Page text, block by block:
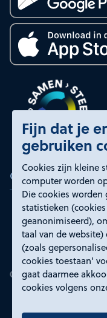
Fijn dat je
gebruiken
Cookies zijn kleine
computer worden
Die cookies
statistieken
geanonimiseerd),
taal van de
(zoals
cookies toestaan'
gaat daarmee
cookies volgens
Certificeringen